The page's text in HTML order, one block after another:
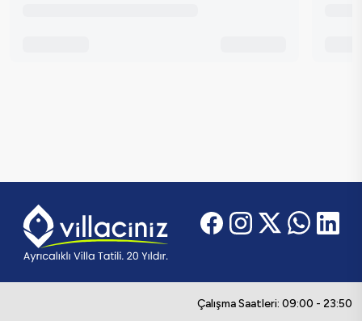
Çalışma Saatleri: 09:00 - 23:50